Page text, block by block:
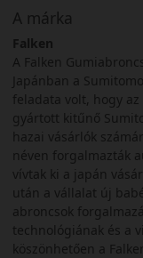
A márka
Falken
A Falken
Japánban a
feladata volt, hogy
gyártott kitűnő
hazai vásárlók
néven forgalmazták
vívtak ki a japán
után a vállalat új
abroncsok
technológiának és a
köszönhetően a